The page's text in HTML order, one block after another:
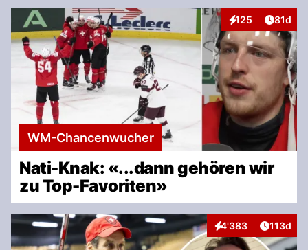
125
InteraktionenArtikel
81d
WM-Chancenwucher
Nati-Knak: «...dann gehören wir
zu Top-Favoriten»
4'383
InteraktionenArtikel
113d